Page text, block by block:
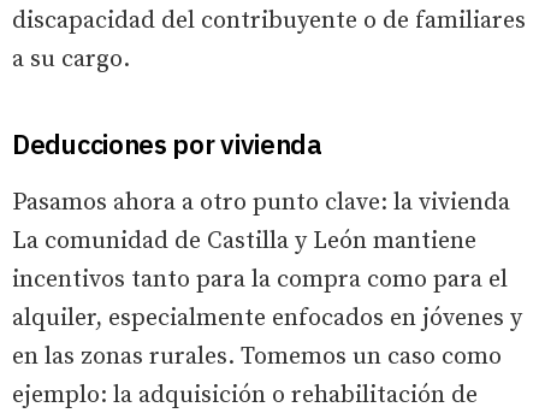
discapacidad del contribuyente o de familiares
a su cargo.
Deducciones por vivienda
Pasamos ahora a otro punto clave: la vivienda
La comunidad de Castilla y León mantiene
incentivos tanto para la compra como para el
alquiler, especialmente enfocados en jóvenes y
en las zonas rurales. Tomemos un caso como
ejemplo: la adquisición o rehabilitación de